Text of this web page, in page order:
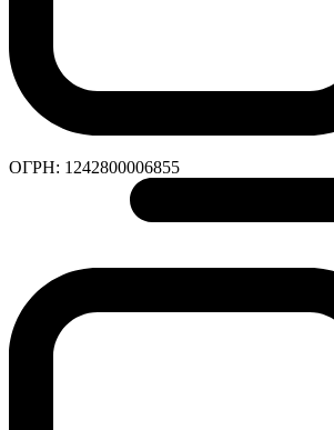
ОГРН: 1242800006855